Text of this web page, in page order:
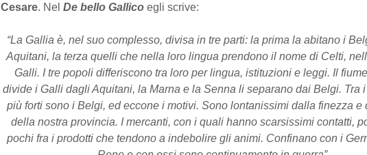
Cesare. Nel De bello Gallico egli scrive:
“La Gallia è, nel suo complesso, divisa in tre parti: la prima la abitano i
Aquitani, la terza quelli che nella loro lingua prendono il nome di Celti,
Galli. I tre popoli differiscono tra loro per lingua, istituzioni e leggi. Il
divide i Galli dagli Aquitani, la Marna e la Senna li separano dai Belgi. Tra
più forti sono i Belgi, ed eccone i motivi. Sono lontanissimi dalla finezza e
della nostra provincia. I mercanti, con i quali hanno scarsissimi contatti,
pochi fra i prodotti che tendono a indebolire gli animi. Confinano con i